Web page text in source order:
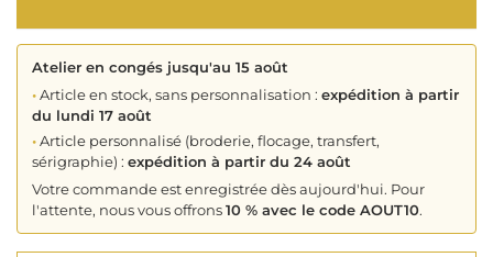
Atelier en congés jusqu'au 15 août
•Article en stock, sans personnalisation : expédition à partir
du lundi 17 août
•Article personnalisé (broderie, flocage, transfert,
sérigraphie) : expédition à partir du 24 août
Votre commande est enregistrée dès aujourd'hui. Pour
l'attente, nous vous offrons10 % avec le code AOUT10.